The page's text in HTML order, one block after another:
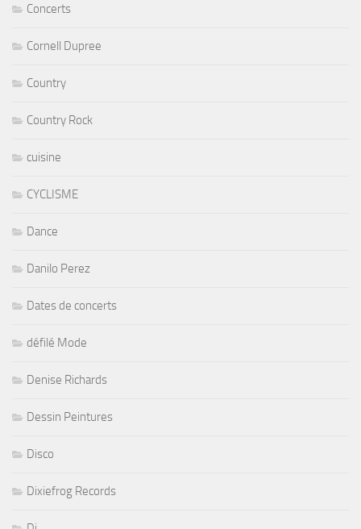
Concerts
Cornell Dupree
Country
Country Rock
cuisine
CYCLISME
Dance
Danilo Perez
Dates de concerts
défilé Mode
Denise Richards
Dessin Peintures
Disco
Dixiefrog Records